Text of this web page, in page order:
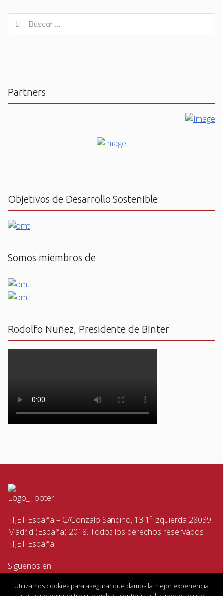
for:
Buscar
Partners
Objetivos de Desarrollo Sostenible
Somos miembros de
Rodolfo Nuñez, Presidente de BInter
FIJET España – C/Gonzalo Sandino, 13 1º izquierda 28039
Madrid (España) 2018. Todos los derechos reservados
FIJET España
Siguenos en
Utilizamos cookies para asegurar que damos la mejor experiencia